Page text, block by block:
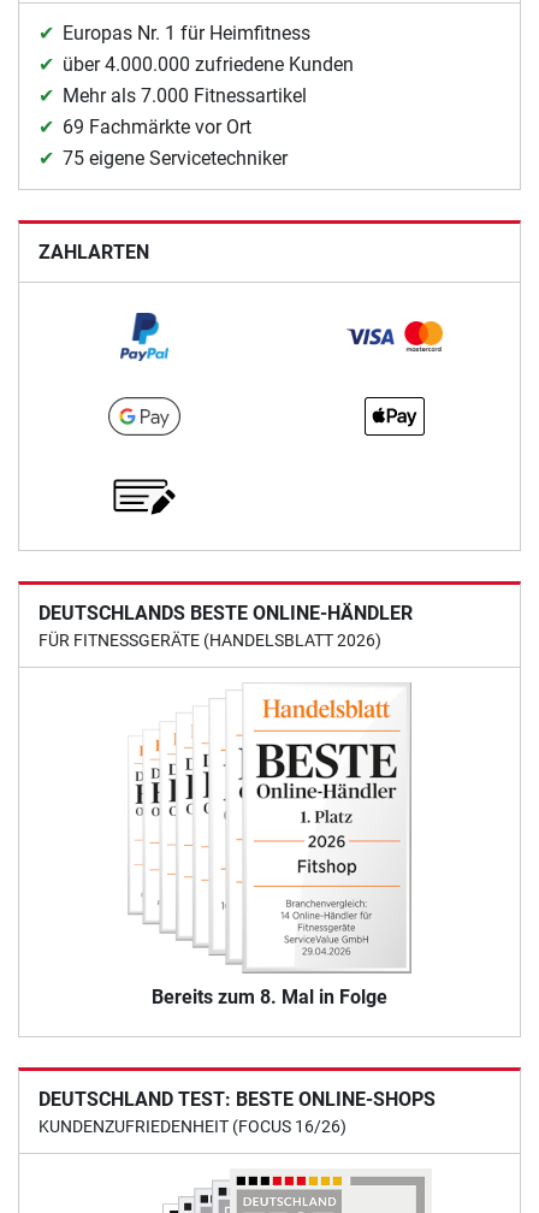
Europas Nr. 1 für Heimfitness
über 4.000.000 zufriedene Kunden
Mehr als 7.000 Fitnessartikel
69 Fachmärkte vor Ort
75 eigene Servicetechniker
ZAHLARTEN
DEUTSCHLANDS BESTE ONLINE-HÄNDLER
FÜR FITNESSGERÄTE (HANDELSBLATT 2026)
Bereits zum 8. Mal in Folge
DEUTSCHLAND TEST: BESTE ONLINE-SHOPS
KUNDENZUFRIEDENHEIT (FOCUS 16/26)